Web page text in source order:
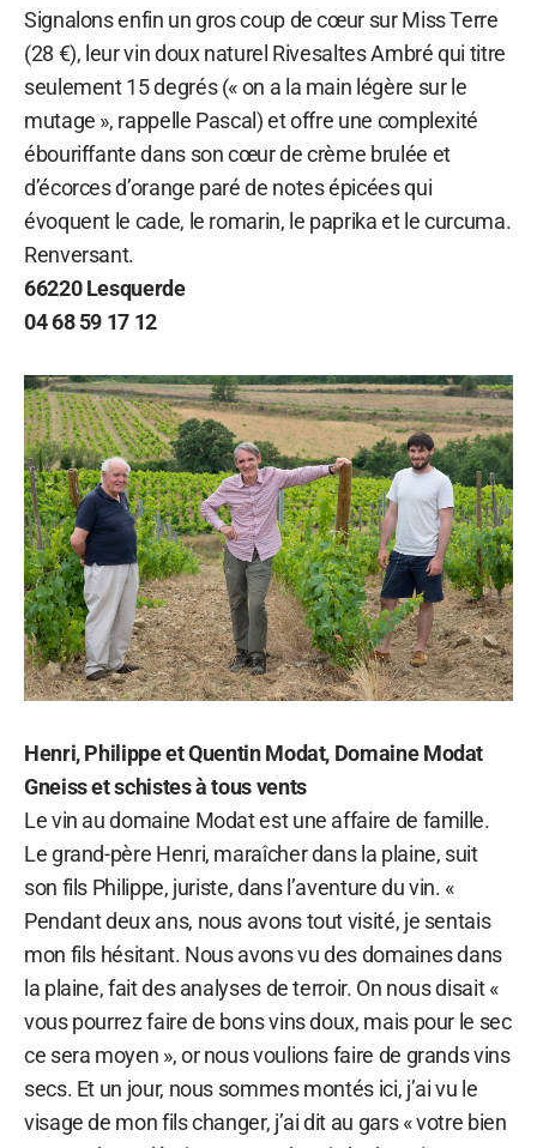
Signalons enfin un gros coup de cœur sur Miss Terre
(28 €), leur vin doux naturel Rivesaltes Ambré qui titre
seulement 15 degrés (« on a la main légère sur le
mutage », rappelle Pascal) et offre une complexité
ébouriffante dans son cœur de crème brulée et
d’écorces d’orange paré de notes épicées qui
évoquent le cade, le romarin, le paprika et le curcuma.
Renversant.
66220 Lesquerde
04 68 59 17 12
Henri, Philippe et Quentin Modat, Domaine Modat
Gneiss et schistes à tous vents
Le vin au domaine Modat est une affaire de famille.
Le grand-père Henri, maraîcher dans la plaine, suit
son fils Philippe, juriste, dans l’aventure du vin. «
Pendant deux ans, nous avons tout visité, je sentais
mon fils hésitant. Nous avons vu des domaines dans
la plaine, fait des analyses de terroir. On nous disait «
vous pourrez faire de bons vins doux, mais pour le sec
ce sera moyen », or nous voulions faire de grands vins
secs. Et un jour, nous sommes montés ici, j’ai vu le
visage de mon fils changer, j’ai dit au gars « votre bien